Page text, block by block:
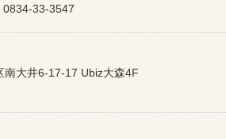
0834-33-3547
南大井6-17-17 Ubiz大森4F